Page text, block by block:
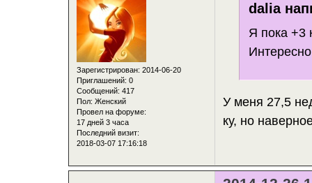
Зарегистрирован: 2014-06-20
Приглашений: 0
Сообщений: 417
Пол: Женский
Провел на форуме:
17 дней 3 часа
Последний визит:
2018-03-07 17:16:18
dalia
Я пока +3
У меня 27,5
ку, но